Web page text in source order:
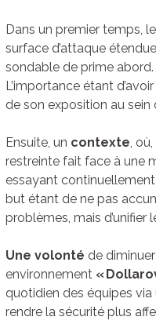
Dans un premier temps,
surface d’attaque
sondable de prime abord.
L’importance étant
de son exposition au
Ensuite, un contexte,
restreinte fait face à une
essayant
but étant de ne pas
problèmes, mais
Une volonté de
environnement «
quotidien des équipes
rendre la sécurité plus